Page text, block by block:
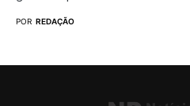
POR REDAÇÃO